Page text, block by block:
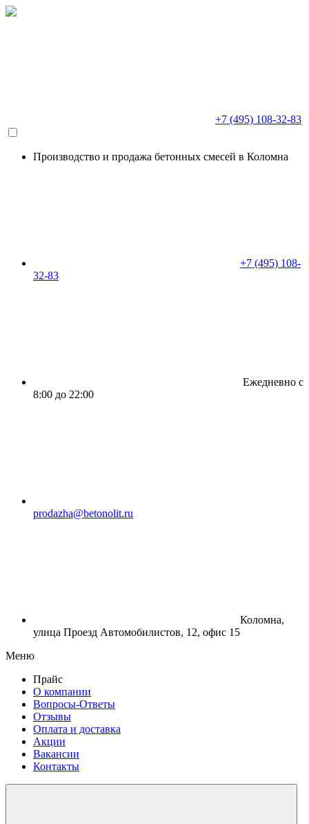
+7 (495) 108-32-83
Производство и продажа бетонных смесей в Коломна
+7 (495) 108-
32-83
Ежедневно с
8:00 до 22:00
prodazha@betonolit.ru
Коломна,
улица Проезд Автомобилистов, 12, офис 15
Меню
Прайс
О компании
Вопросы-Ответы
Отзывы
Оплата и доставка
Акции
Вакансии
Контакты